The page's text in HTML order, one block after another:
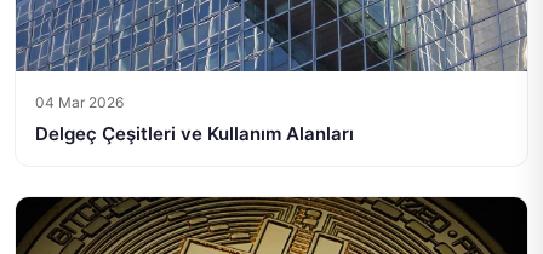
04 Mar 2026
Delgeç Çeşitleri ve Kullanım Alanları